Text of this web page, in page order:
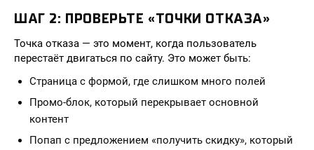
ШАГ 2: ПРОВЕРЬТЕ «ТОЧКИ ОТКАЗА»
Точка отказа — это момент, когда пользователь
перестаёт двигаться по сайту. Это может быть:
Страница с формой, где слишком много полей
Промо-блок, который перекрывает основной
контент
Попап с предложением «получить скидку», который